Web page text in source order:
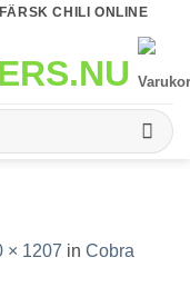
CHILI ONLINE
× 1207 in Cobra